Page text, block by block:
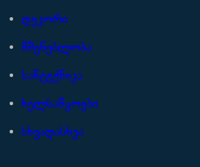
დეკორი
მშენებლობა
სანტექნიკა
ხელსაწყოები
სხვადასხვა